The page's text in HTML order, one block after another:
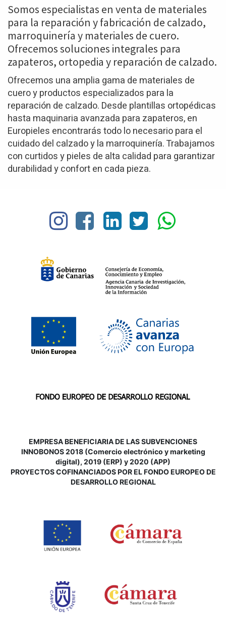
Somos especialistas en venta de materiales
para la reparación y fabricación de calzado,
marroquinería y materiales de cuero.
Ofrecemos soluciones integrales para
zapateros, ortopedia y reparación de calzado.
Ofrecemos una amplia gama de materiales de
cuero y productos especializados para la
reparación de calzado. Desde plantillas ortopédicas
hasta maquinaria avanzada para zapateros, en
Europieles encontrarás todo lo necesario para el
cuidado del calzado y la marroquinería. Trabajamos
con curtidos y pieles de alta calidad para garantizar
durabilidad y confort en cada pieza.
EMPRESA BENEFICIARIA DE LAS SUBVENCIONES
INNOBONOS 2018 (Comercio electrónico y marketing
digital), 2019 (ERP) y 2020 (APP)
PROYECTOS COFINANCIADOS POR EL FONDO EUROPEO DE
DESARROLLO REGIONAL